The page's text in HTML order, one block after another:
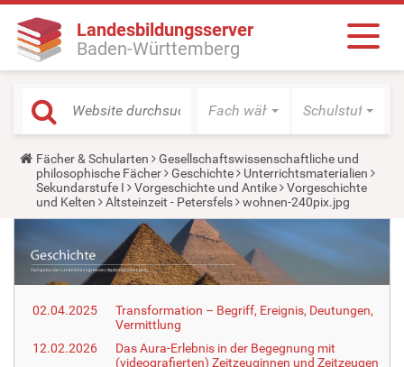
Landesbildungsserver
Baden-Württemberg
Fach wählen Schulstufe
Y
o
u
a
r
e
r
e
Fächer & Schularten
Gesellschaftswissenschaftliche und
philosophische Fächer
Geschichte
Unterrichtsmaterialien
Sekundarstufe I
Vorgeschichte und Antike
Vorgeschichte
und Kelten
Altsteinzeit - Petersfels wohnen-240pix.jpg
02.04.2025
Transformation – Begriff, Ereignis, Deutungen,
Vermittlung
12.02.2026
Das Aura-Erlebnis in der Begegnung mit
(videografierten) Zeitzeuginnen und Zeitzeugen